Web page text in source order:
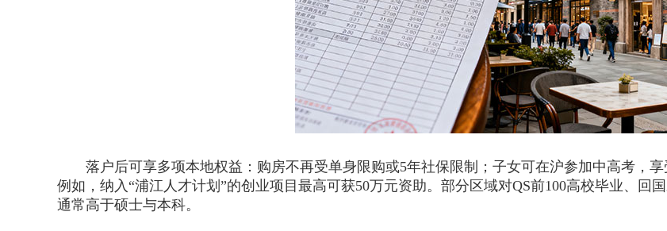
落户后可享多项本地权益：购房不再受单身限购或5年社保限制；子女可在沪参加中高考，享
例如，纳入“浦江人才计划”的创业项目最高可获50万元资助。部分区域对QS前100高校毕业、回
通常高于硕士与本科。